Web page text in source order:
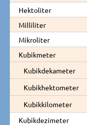
Hektoliter
Milliliter
Mikroliter
Kubikmeter
Kubikdekameter
Kubikhektometer
Kubikkilometer
Kubikdezimeter